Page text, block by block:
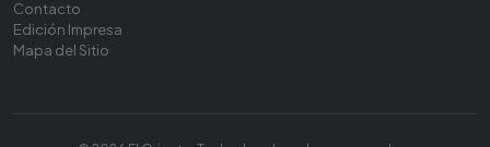
Contacto
Edición Impresa
Mapa del Sitio